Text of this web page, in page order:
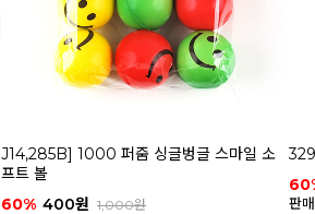
J14,285B] 1000 퍼줌 싱글벙글 스마일 소
프트 볼
60% 400원 1,000원 판